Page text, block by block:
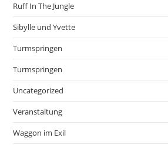
Ruff In The Jungle
Sibylle und Yvette
Turmspringen
Turmspringen
Uncategorized
Veranstaltung
Waggon im Exil